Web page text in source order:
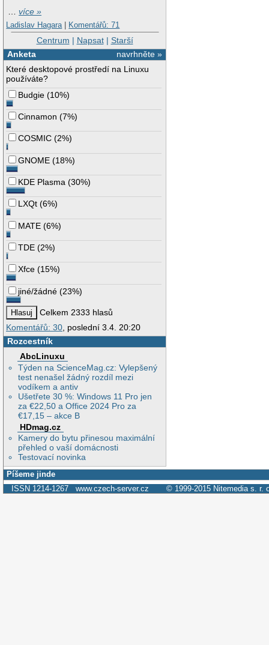
…více »
Ladislav Hagara | Komentářů: 71
Centrum | Napsat| Starší
navrhněte »
Anketa
Které desktopové prostředí na Linuxu
používáte?
Budgie (10%)
Cinnamon (7%)
COSMIC (2%)
GNOME (18%)
KDE Plasma (30%)
LXQt (6%)
MATE (6%)
TDE (2%)
Xfce (15%)
jiné/žádné (23%)
Celkem 2333 hlasů
Komentářů: 30, poslední 3.4. 20:20
Rozcestník
AbcLinuxu
Týden na ScienceMag.cz: Vylepšený
test nenašel žádný rozdíl mezi
vodíkem a antiv
Ušetřete 30 %: Windows 11 Pro jen
za €22,50 a Office 2024 Pro za
€17,15 – akce B
HDmag.cz
Kamery do bytu přinesou maximální
přehled o vaší domácnosti
Testovací novinka
Píšeme jinde
ISSN 1214-1267 www.czech-server.cz © 1999-2015 Nitemedia s. r.